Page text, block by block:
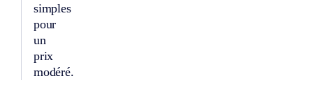
simples
pour
un
prix
modéré.